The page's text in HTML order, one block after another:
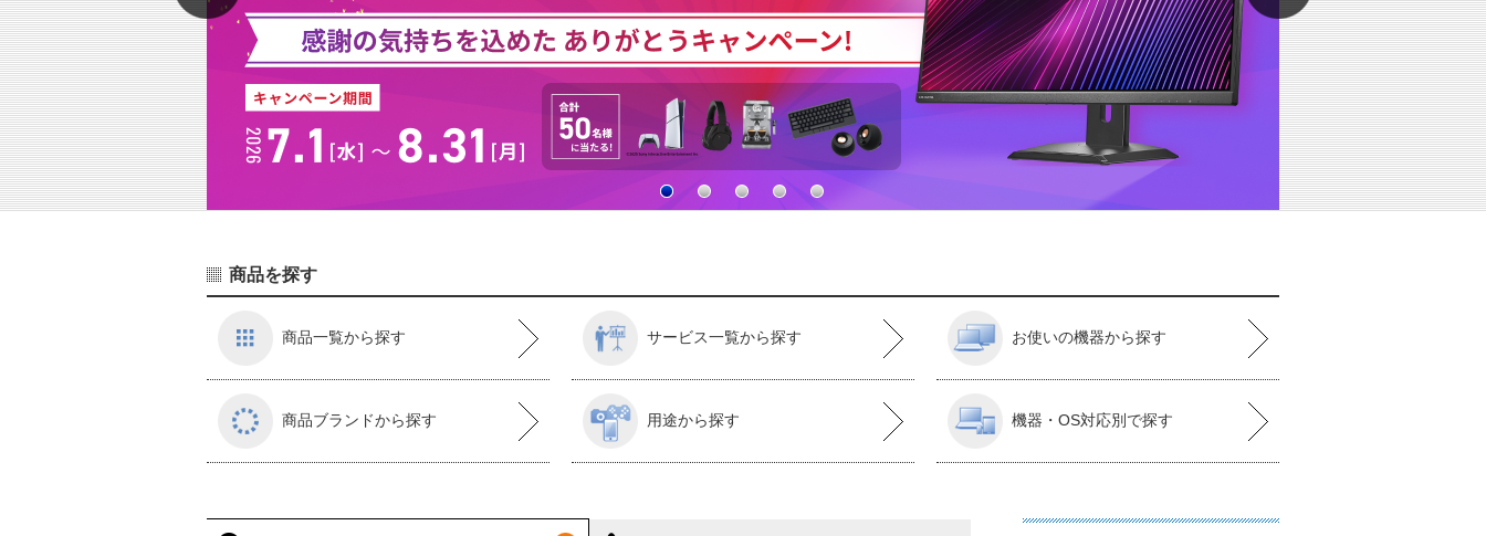
商品を探す
商品一覧から探す
商品ブランドから探す
サービス一覧から探す
用途から探す
お使いの機器から探す
機器・OS対応別で探す